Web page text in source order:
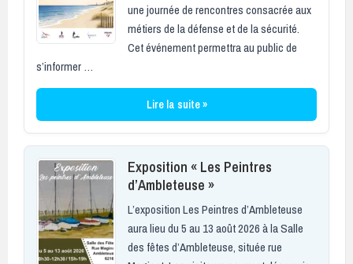
une journée de rencontres consacrée aux
métiers de la défense et de la sécurité.
Cet événement permettra au public de
s’informer …
Lire la suite »
Exposition « Les Peintres
d’Ambleteuse »
L’exposition Les Peintres d’Ambleteuse
aura lieu du 5 au 13 août 2026 à la Salle
des fêtes d’Ambleteuse, située rue